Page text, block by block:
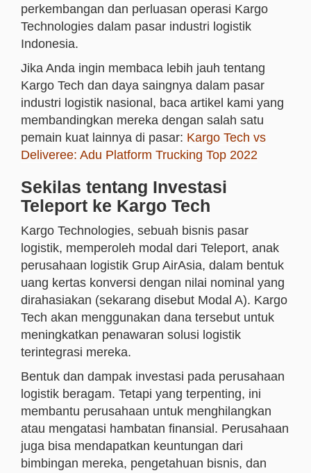
perkembangan dan perluasan operasi Kargo
Technologies dalam pasar industri logistik
Indonesia.
Jika Anda ingin membaca lebih jauh tentang
Kargo Tech dan daya saingnya dalam pasar
industri logistik nasional, baca artikel kami yang
membandingkan mereka dengan salah satu
pemain kuat lainnya di pasar: Kargo Tech vs
Deliveree: Adu Platform Trucking Top 2022
Sekilas tentang Investasi
Teleport ke Kargo Tech
Kargo Technologies, sebuah bisnis pasar
logistik, memperoleh modal dari Teleport, anak
perusahaan logistik Grup AirAsia, dalam bentuk
uang kertas konversi dengan nilai nominal yang
dirahasiakan (sekarang disebut Modal A). Kargo
Tech akan menggunakan dana tersebut untuk
meningkatkan penawaran solusi logistik
terintegrasi mereka.
Bentuk dan dampak investasi pada perusahaan
logistik beragam. Tetapi yang terpenting, ini
membantu perusahaan untuk menghilangkan
atau mengatasi hambatan finansial. Perusahaan
juga bisa mendapatkan keuntungan dari
bimbingan mereka, pengetahuan bisnis, dan